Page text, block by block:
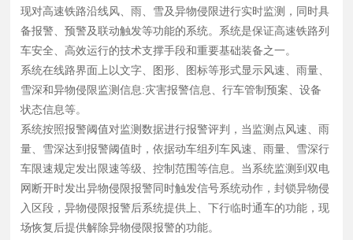
现对高速铁路沿线风、雨、雪及异物侵限进行实时监测，同时具
备报警、预警及联动触发等功能的系统。系统是保证高速铁路列
车安全、高效运行的技术支撑手段和重要基础装备之一。
系统在线路界面上以文字、图形、图标等形式显示风速、雨量、
雪深和异物侵限监测信息:灾害报警信息、行车管制预案、设备
状态信息等。
系统按照报警阈值对监测数据进行报警评判，当监测点风速、雨
量、雪深达到报警阈值时，依据动车组列车风速、雨量、雪深行
车限速规定发出限速等级、控制范围等信息。当系统监测到双电
网断开时发出异物侵限报警同时触发信号系统动作，封锁异物侵
入区段，异物侵限报警后系统提供上、下行临时通车的功能，现
场恢复后提供解除异物侵限报警的功能。